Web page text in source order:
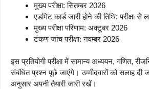
मुख्य परीक्षा: सितम्बर 2026
एडमिट कार्ड जारी होने की तिथि:
मुख्य परीक्षा परिणाम: अक्टूबर 2026
टंकण जांच परीक्षा: नवम्बर 2026
इस प्रतियोगी परीक्षा में सामान्य अध्ययन, गणित,
संबंधित प्रश्न पूछे जाएंगे। उम्मीदवारों को सलाह दी
अनुसार अपनी तैयारी जारी रखें।